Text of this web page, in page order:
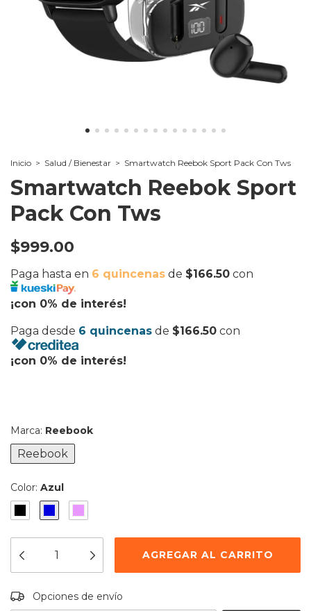
Inicio > Salud / Bienestar > Smartwatch Reebok Sport Pack Con Tws
Smartwatch Reebok Sport
Pack Con Tws
$999.00
Paga hasta en 6 quincenas de $166.50 con
¡con 0% de interés!
Paga desde 6 quincenas de $166.50 con
¡con 0% de interés!
Marca: Reebook
Reebook
Color: Azul
Entregas para el CP:
Opciones de envío